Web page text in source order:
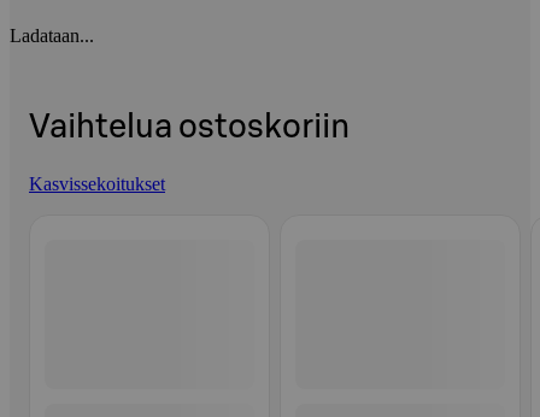
Ladataan...
Vaihtelua ostoskoriin
Kasvissekoitukset